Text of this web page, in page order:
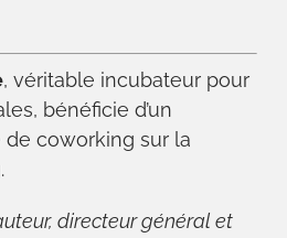
, véritable incubateur pour
bénéficie d’un
coworking sur la
directeur général et